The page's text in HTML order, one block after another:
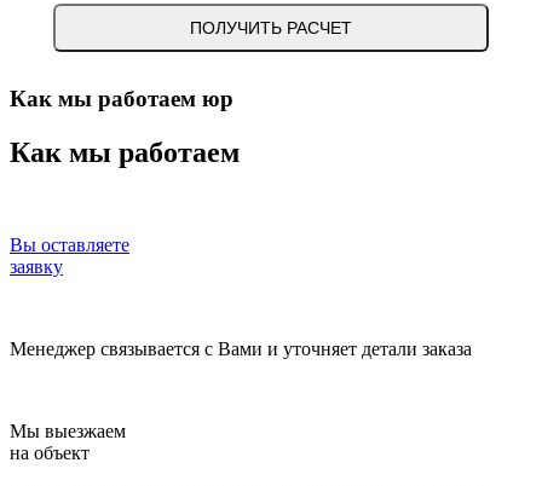
Как мы работаем юр
Как мы работаем
Вы оставляете
заявку
Менеджер связывается с Вами и уточняет детали заказа
Мы выезжаем
на объект